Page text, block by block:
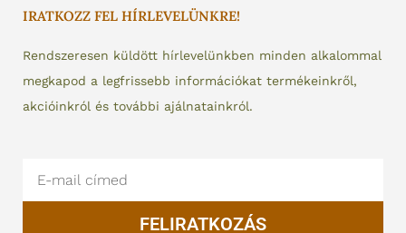
IRATKOZZ FEL HÍRLEVELÜNKRE!
Rendszeresen küldött hírlevelünkben minden alkalommal
megkapod a legfrissebb információkat termékeinkről,
akcióinkról és további ajálnatainkról.
FELIRATKOZÁS